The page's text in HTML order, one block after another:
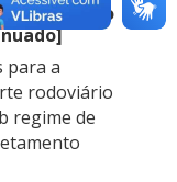
– Serviço
para a
rodoviário
regime de